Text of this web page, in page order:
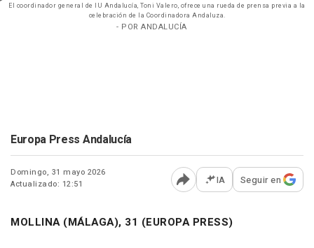
El coordinador general de IU Andalucía, Toni Valero, ofrece una rueda de prensa previa a la
celebración de la Coordinadora Andaluza.
- POR ANDALUCÍA
Europa Press Andalucía
Domingo, 31 mayo 2026
Actualizado: 12:51
Abrir opciones para
IA Seguir en
MOLLINA (MÁLAGA), 31 (EUROPA PRESS)